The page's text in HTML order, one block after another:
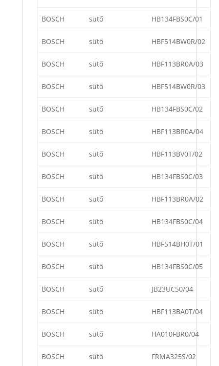
BOSCH sütő HB134FBS0C/01
BOSCH sütő HBF514BW0R/02
BOSCH sütő HBF113BR0A/03
BOSCH sütő HBF514BW0R/03
BOSCH sütő HB134FBS0C/02
BOSCH sütő HBF113BR0A/04
BOSCH sütő HBF113BV0T/02
BOSCH sütő HB134FBS0C/03
BOSCH sütő HBF113BR0A/02
BOSCH sütő HB134FBS0C/04
BOSCH sütő HBF514BH0T/01
BOSCH sütő HB134FBS0C/05
BOSCH sütő JB23UC50/04
BOSCH sütő HBF113BA0T/04
BOSCH sütő HA010FBR0/04
BOSCH sütő FRMA325S/02